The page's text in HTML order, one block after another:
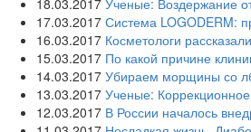
18.03.2017 Ученые: Воздержание
17.03.2017 Система LOGODERM:
16.03.2017 Косметологи
15.03.2017 По какой причине
14.03.2017 Убираем морщины со
13.03.2017 Ученые:
12.03.2017 В России началось